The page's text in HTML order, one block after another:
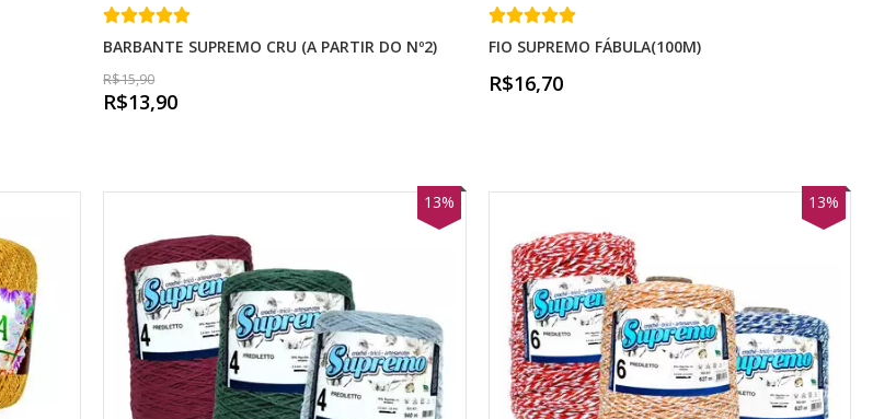
BARBANTE SUPREMO CRU (A PARTIR DO Nº2)
R$15,90
R$13,90
FIO SUPREMO FÁBULA(100M)
R$16,70
13% 13%